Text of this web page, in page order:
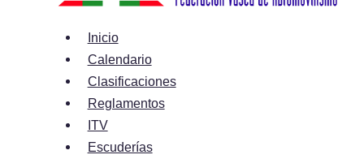
Inicio
Calendario
Clasificaciones
Reglamentos
ITV
Escuderías